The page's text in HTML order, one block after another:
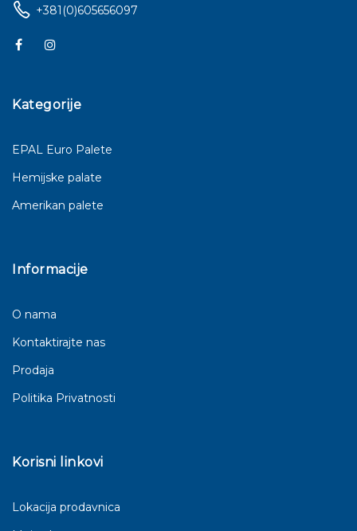
+381(0)605656097
Kategorije
EPAL Euro Palete
Hemijske palate
Amerikan palete
Informacije
O nama
Kontaktirajte nas
Prodaja
Politika Privatnosti
Korisni linkovi
Lokacija prodavnica